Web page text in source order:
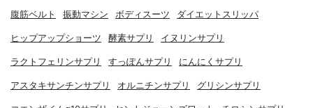
腹筋ベルト 振動マシン ボディスーツ ダイエットスリッパ
ヒップアップショーツ 酵素サプリ イヌリンサプリ
ラクトフェリンサプリ すっぽんサプリ にんにくサプリ
アスタキサンチンサプリ オルニチンサプリ グリシンサプリ